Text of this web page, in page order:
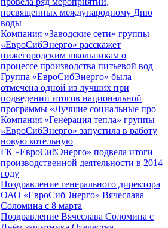
посвященных международному Дню
воды
Компания «Заводские сети» группы
«ЕвроСибЭнерго» расскажет
нижегородским школьникам о
процессе производства питьевой вод
Группа «ЕвроСибЭнерго» была
отмечена одной из лучших при
подведении итогов национальной
программы «Лучшие социальные про
Компания «Генерация тепла» группы
«ЕвроСибЭнерго» запустила в работу
новую котельную
ГК «ЕвроСибЭнерго» подвела итоги
производственной деятельности в 2014
году
Поздравление генерального директора
ОАО «ЕвроСибЭнерго» Вячеслава
Соломина с 8 марта
Поздравление Вячеслава Соломина с